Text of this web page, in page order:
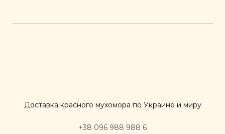
Доставка красного мухомора по Украине и миру
+38 096 988 988 6